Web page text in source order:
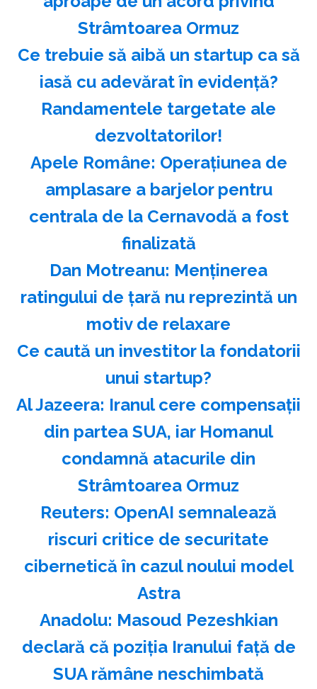
Strâmtoarea Ormuz
Ce trebuie să aibă un startup ca să
iasă cu adevărat în evidență?
Randamentele targetate ale
dezvoltatorilor!
Apele Române: Operaţiunea de
amplasare a barjelor pentru
centrala de la Cernavodă a fost
finalizată
Dan Motreanu: Menţinerea
ratingului de ţară nu reprezintă un
motiv de relaxare
Ce caută un investitor la fondatorii
unui startup?
Al Jazeera: Iranul cere compensaţii
din partea SUA, iar Homanul
condamnă atacurile din
Strâmtoarea Ormuz
Reuters: OpenAI semnalează
riscuri critice de securitate
cibernetică în cazul noului model
Astra
Anadolu: Masoud Pezeshkian
declară că poziţia Iranului faţă de
SUA rămâne neschimbată